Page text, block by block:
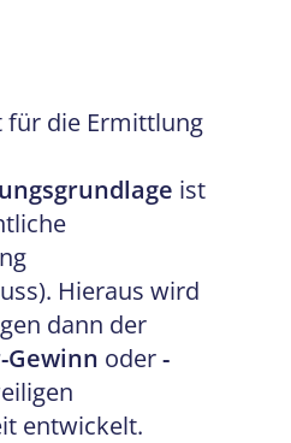
für die Ermittlung
ist
Hieraus wird
dann der
oder-
entwickelt.